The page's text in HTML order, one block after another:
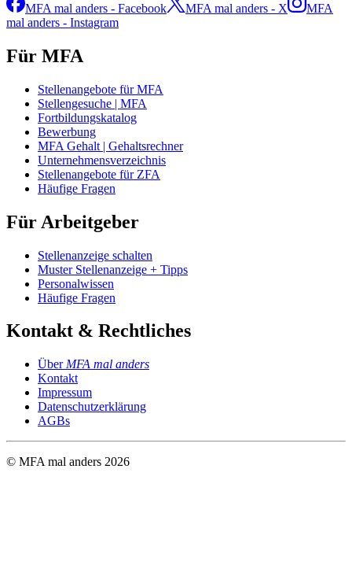
MFA mal anders - Facebook MFA mal anders - X
MFA
mal anders - Instagram
Für MFA
Stellenangebote für MFA
Stellengesuche | MFA
Fortbildungskatalog
Bewerbung
MFA Gehalt | Gehaltsrechner
Unternehmensverzeichnis
Stellenangebote für ZFA
Häufige Fragen
Für Arbeitgeber
Stellenanzeige schalten
Muster Stellenanzeige + Tipps
Personalwissen
Häufige Fragen
Kontakt & Rechtliches
Über MFA mal anders
Kontakt
Impressum
Datenschutzerklärung
AGBs
© MFA mal anders 2026